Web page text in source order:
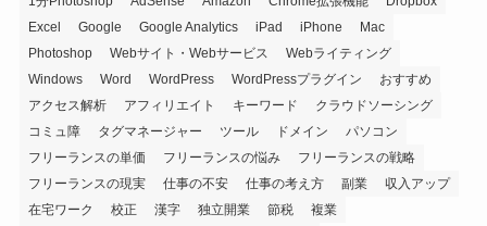
Excel
Google Google Analytics iPad iPhone
Mac
Photoshop
Webサイト・Webサービス
Webライティング
Windows
Word WordPress WordPressプラグイン
おすすめ
アクセス解析
アフィリエイト キーワード
クラウドソーシング
コミュ障
タグマネージャー ツール ドメイン
パソコン
フリーランスの単価
フリーランスの悩み
フリーランスの戦略
フリーランスの現実
仕事の不安 仕事の考え方 副業
収入アップ
在宅ワーク
校正 漢字 独立開業 節税
複業